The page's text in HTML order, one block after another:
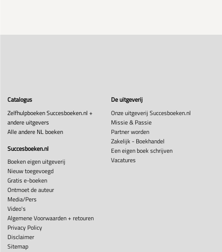
Catalogus
Zelfhulpboeken Succesboeken.nl +
andere uitgevers
Alle andere NL boeken
Succesboeken.nl
Boeken eigen uitgeverij
Nieuw toegevoegd
Gratis e-boeken
Ontmoet de auteur
Media/Pers
Video's
Algemene Voorwaarden + retouren
Privacy Policy
Disclaimer
Sitemap
De uitgeverij
Onze uitgeverij Succesboeken.nl
Missie & Passie
Partner worden
Zakelijk - Boekhandel
Een eigen boek schrijven
Vacatures